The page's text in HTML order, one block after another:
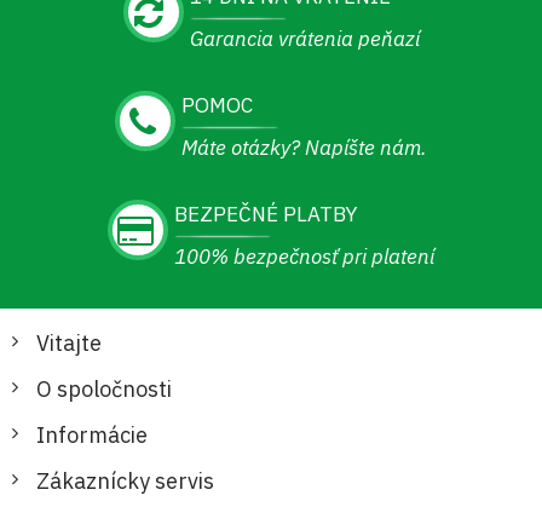
Garancia vrátenia peňazí
POMOC
Máte otázky? Napíšte nám.
BEZPEČNÉ PLATBY
100% bezpečnosť pri platení
Vitajte
O spoločnosti
Informácie
Zákaznícky servis